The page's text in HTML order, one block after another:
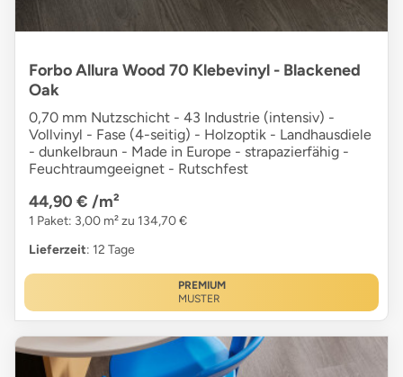
Forbo Allura Wood 70 Klebevinyl - Blackened
Oak
0,70 mm Nutzschicht - 43 Industrie (intensiv) -
Vollvinyl - Fase (4-seitig) - Holzoptik - Landhausdiele
- dunkelbraun - Made in Europe - strapazierfähig -
Feuchtraumgeeignet - Rutschfest
44,90 € /m²
1 Paket: 3,00 m² zu 134,70 €
Lieferzeit: 12 Tage
PREMIUM
MUSTER